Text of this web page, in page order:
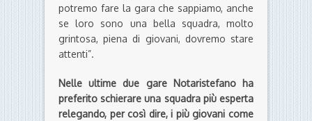
potremo fare la gara che sappiamo, anche
se loro sono una bella squadra, molto
grintosa, piena di giovani, dovremo stare
attenti”.
Nelle ultime due gare Notaristefano ha
preferito schierare una squadra più esperta
relegando, per così dire, i più giovani come